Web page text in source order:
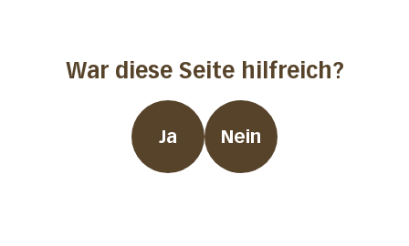
War diese Seite hilfreich?
Ja Nein